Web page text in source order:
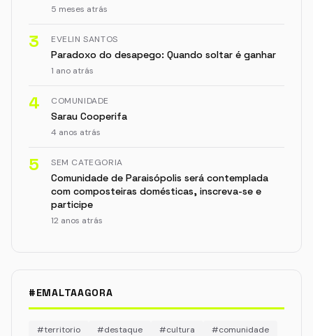
5 meses atrás
3 EVELIN SANTOS
Paradoxo do desapego: Quando soltar é ganhar
1 ano atrás
4 COMUNIDADE
Sarau Cooperifa
4 anos atrás
5 SEM CATEGORIA
Comunidade de Paraisópolis será contemplada
com composteiras domésticas, inscreva-se e
participe
12 anos atrás
#EMALTAAGORA
#territorio #destaque #cultura
#comunidade